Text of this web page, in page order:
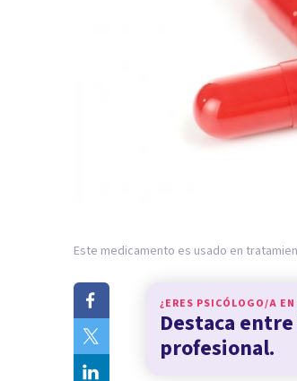
Este medicamento es usado en
¿ERES PSICÓLOGO/A EN
Destaca
profesional.